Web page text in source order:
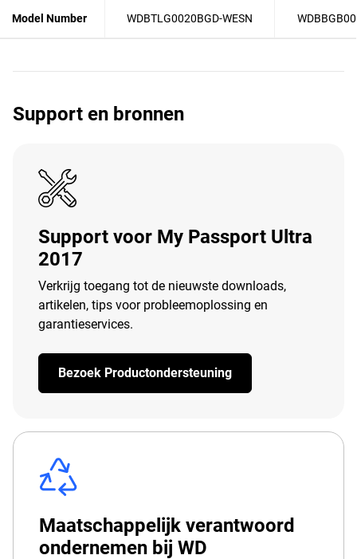
Model Number WDBTLG0020BGD-WESN
Support en bronnen
Support voor My Passport Ultra
2017
Verkrijg toegang tot de nieuwste downloads,
artikelen, tips voor probleemoplossing en
garantieservices.
Bezoek Productondersteuning
Maatschappelijk verantwoord
ondernemen bij WD